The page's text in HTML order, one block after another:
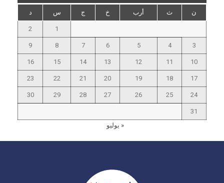
ن ث أرب خ ج س د
1
2
3
4
5
6
7
8
9
10
11
12
13
14
15
16
17
18
19
20
21
22
23
24
25
26
27
28
29
30
31
« يوليو